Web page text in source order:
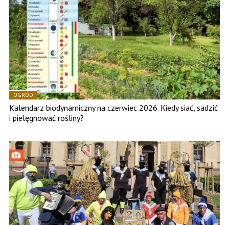
OGRÓD
Kalendarz biodynamiczny na czerwiec 2026. Kiedy siać, sadzić
i pielęgnować rośliny?